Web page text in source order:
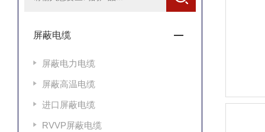
屏蔽电缆
屏蔽电力电缆
屏蔽高温电缆
进口屏蔽电缆
RVVP屏蔽电缆